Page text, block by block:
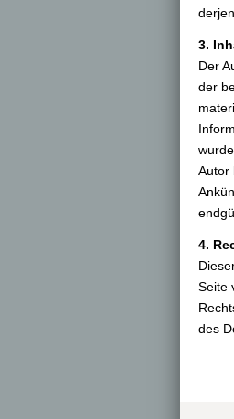
3.
Der
der
Autor
4.
Seite
des